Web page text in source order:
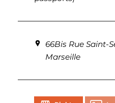
66Bis Rue Saint-
Marseille